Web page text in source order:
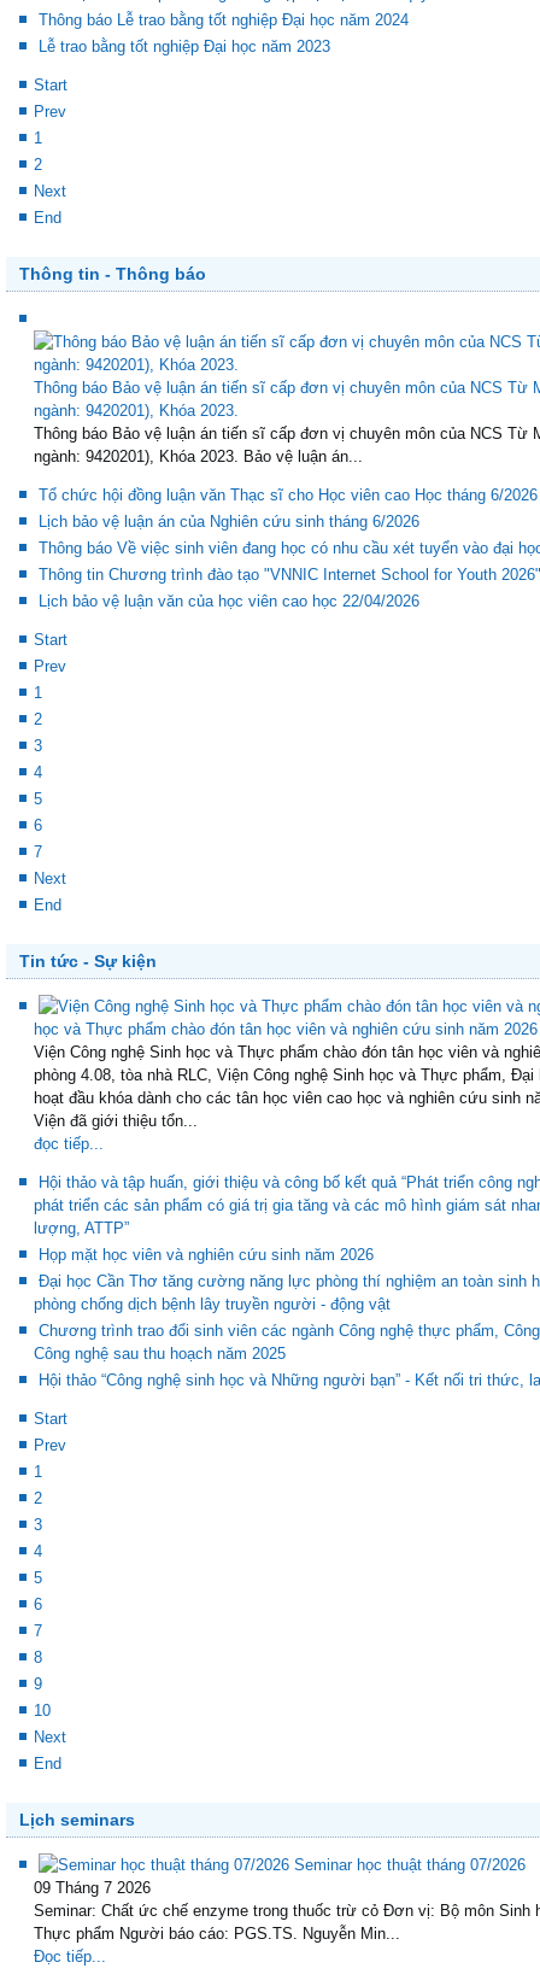
Kế hoạch xét và phát bằng tốt nghiệp đại học chính quy năm 2025
Thông báo Lễ trao bằng tốt nghiệp Đại học năm 2024
Start
Prev
1
2
Next
Thông tin - Thông báo
Thông báo Bảo vệ luận án tiến sĩ cấp đơn vị chuyên môn của NCS Từ
ngành: 9420201), Khóa 2023.
Thông báo Bảo vệ luận án tiến sĩ cấp đơn vị chuyên môn của NCS Từ
Tổ chức hội đồng luận văn Thạc sĩ cho Học viên cao Học tháng 6/2026
Lịch bảo vệ luận án của Nghiên cứu sinh tháng 6/2026
Thông báo Về việc sinh viên đang học có nhu cầu xét tuyển vào đại
Thông tin Chương trình đào tạo "VNNIC Internet School for Youth 2026"
Start
Prev
1
2
3
4
5
6
7
Next
Tin tức - Sự kiện
học và Thực phẩm chào đón tân học viên và nghiên cứu sinh năm 2026
Viện Công nghệ Sinh học và Thực phẩm chào đón tân học viên và
phòng 4.08, tòa nhà RLC, Viện Công nghệ Sinh học và Thực phẩm,
hoạt đầu khóa dành cho các tân học viên cao học và nghiên cứu sinh
Viện đã giới thiệu tổn...
Hội thảo và tập huấn, giới thiệu và công bố kết quả “Phát triển công
phát triển các sản phẩm có giá trị gia tăng và các mô hình giám sát
lượng, ATTP”
Họp mặt học viên và nghiên cứu sinh năm 2026
Đại học Cần Thơ tăng cường năng lực phòng thí nghiệm an toàn sinh
phòng chống dịch bệnh lây truyền người - động vật
Chương trình trao đổi sinh viên các ngành Công nghệ thực phẩm,
Công nghệ sau thu hoạch năm 2025
Start
Prev
1
2
3
4
5
6
7
8
9
10
Next
Lịch seminars
09 Tháng 7 2026
Seminar: Chất ức chế enzyme trong thuốc trừ cỏ Đơn vị: Bộ môn Sinh
Thực phẩm Người báo cáo: PGS.TS. Nguyễn Min...